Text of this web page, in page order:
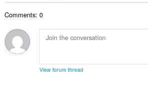
Comments: 0
View forum thread